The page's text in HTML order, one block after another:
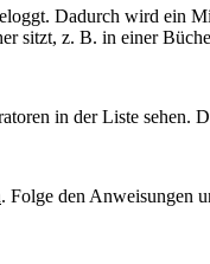
Dadurch wird ein
sitzt, z. B. in einer
in der Liste sehen.
. Folge den Anweisungen